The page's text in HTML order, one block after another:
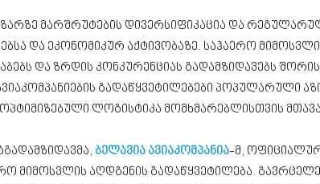
მარშრუტების დივერსიფიკაცია და
და ეკონომიკურ აქტივობაზე. საჰაერო
და ზრდის კონკურენციას გადამზიდავებს
გადაწყვეტილებები პოპულარული
ლოგისტიკა მომხმარებლისთვის
ბელავია ავიაკომპანია-მ,
მიმოსვლის აღდგენის გადაწყვეტილება.